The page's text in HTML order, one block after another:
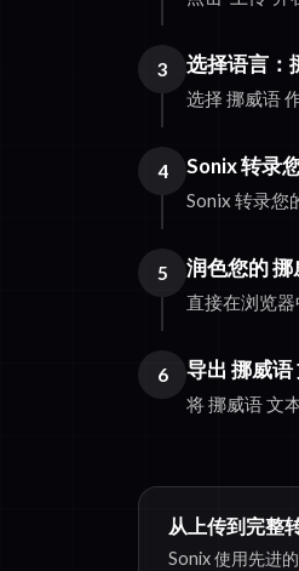
3 选择语言：
选择 挪威语
4 Sonix 转录
Sonix 转录您
5 润色您的
直接在浏览器
6 导出 挪威语
将 挪威语 文
从上传到完整
Sonix 使用先进